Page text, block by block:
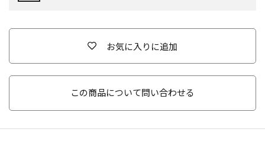
お気に入りに追加
この商品について問い合わせる